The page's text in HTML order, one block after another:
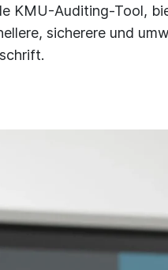
KMU-Auditing-Tool,
sicherere und